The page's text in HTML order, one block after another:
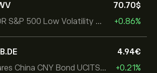
SPDR S&P 500 Low Volatility UCITS ETF
70.70‎$‎
+0.86%
iShares China CNY Bond UCITS ETF
4.94‎€‎
+0.21%